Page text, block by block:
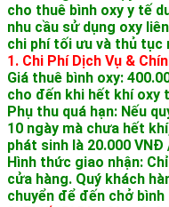
cho thuê bình oxy y tế
nhu cầu sử dụng oxy
chi phí tối ưu và thủ tục
1. Chi Phí Dịch Vụ &
Giá thuê bình oxy:
cho đến khi hết khí oxy
Phụ thu quá hạn: Nếu
10 ngày mà chưa hết
phát sinh là 20.000 VNĐ
Hình thức giao nhận:
cửa hàng. Quý khách
chuyển để đến chở bình